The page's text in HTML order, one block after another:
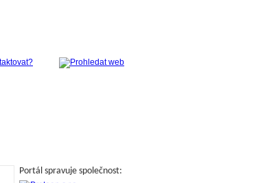
Portál spravuje společnost: